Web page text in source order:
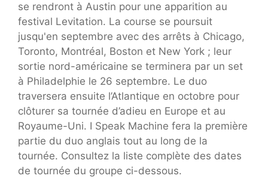
se rendront à Austin pour une apparition au
festival Levitation. La course se poursuit
jusqu'en septembre avec des arrêts à Chicago,
Toronto, Montréal, Boston et New York ; leur
sortie nord-américaine se terminera par un set
à Philadelphie le 26 septembre. Le duo
traversera ensuite l’Atlantique en octobre pour
clôturer sa tournée d’adieu en Europe et au
Royaume-Uni. I Speak Machine fera la première
partie du duo anglais tout au long de la
tournée. Consultez la liste complète des dates
de tournée du groupe ci-dessous.